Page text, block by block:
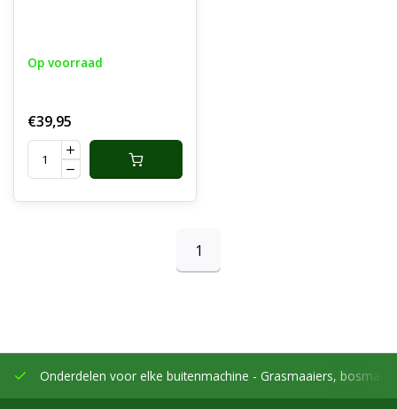
Op voorraad
€39,95
1
Onderdelen voor elke buitenmachine - Grasmaaiers,